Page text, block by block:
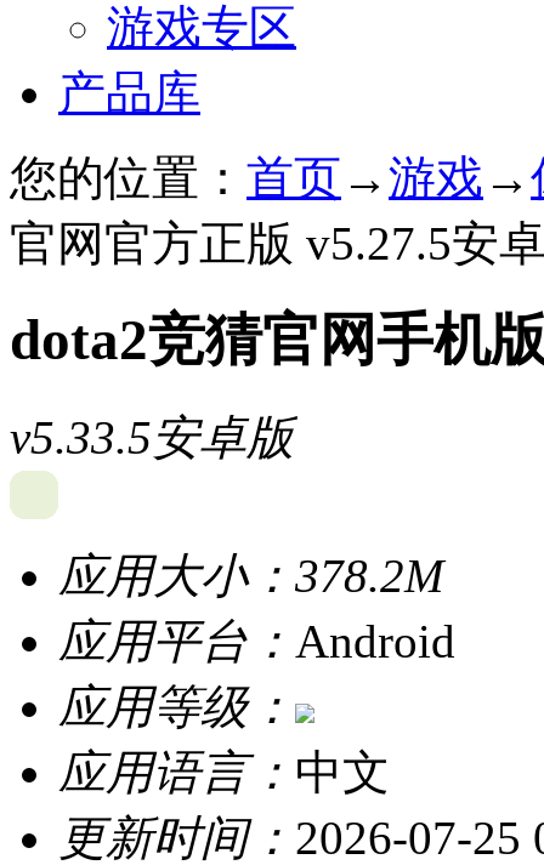
游戏专区
产品库
您的位置： 首页 →游戏 →
官网官方正版 v5.27.5安
dota2竞猜官网手机
v5.33.5安卓版
应用大小： 378.2M
应用平台： Android
应用等级：
应用语言： 中文
更新时间： 2026-07-25